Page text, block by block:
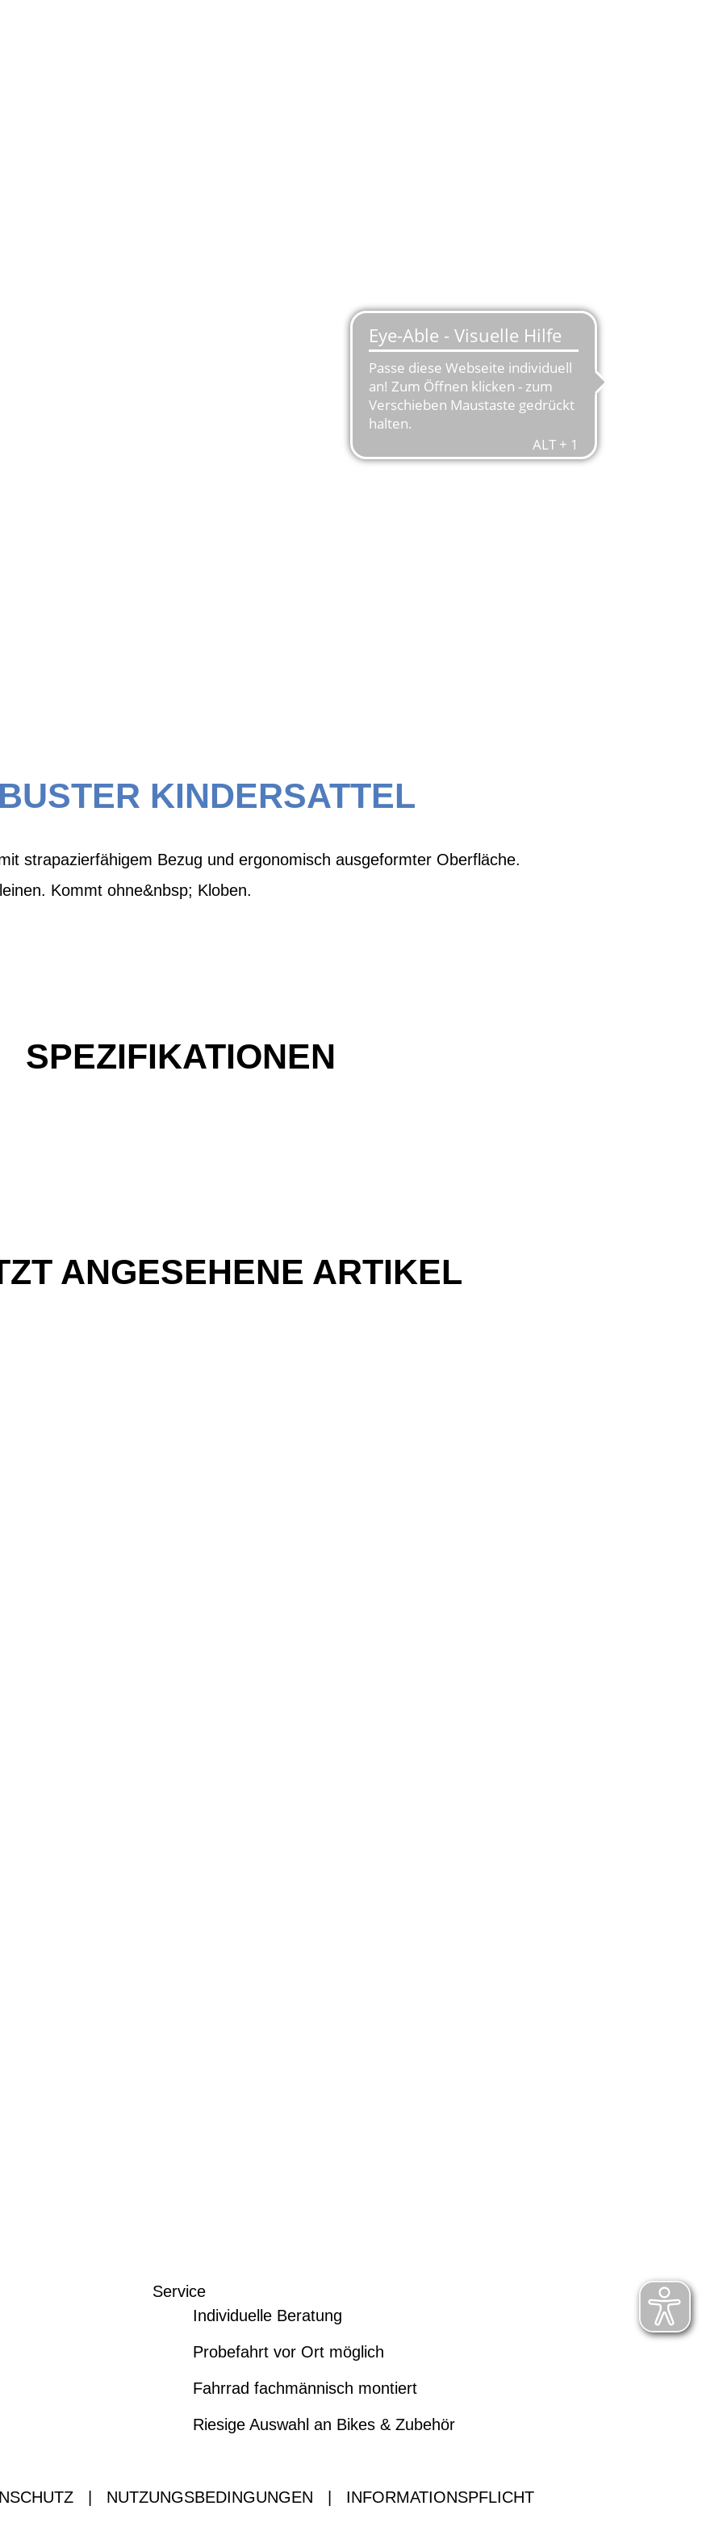
KINDERSATTEL
strapazierfähigem Bezug und ergonomisch ausgeformter Oberfläche.
Kommt ohne&nbsp; Kloben.
SPEZIFIKATIONEN
ANGESEHENE ARTIKEL
Service
Individuelle Beratung
Probefahrt vor Ort möglich
Fahrrad fachmännisch montiert
Riesige Auswahl an Bikes & Zubehör
NUTZUNGSBEDINGUNGEN INFORMATIONSPFLICHT